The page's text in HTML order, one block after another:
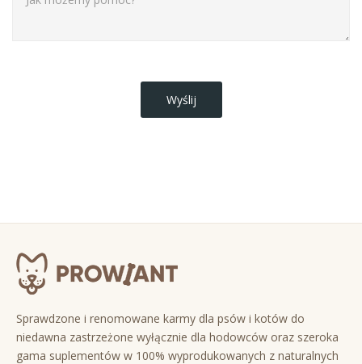
Sprawdzone i renomowane karmy dla psów i kotów do
niedawna zastrzeżone wyłącznie dla hodowców oraz szeroka
gama suplementów w 100% wyprodukowanych z naturalnych